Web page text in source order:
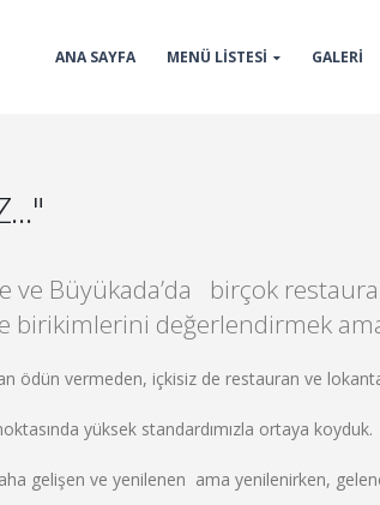
ANA SAYFA MENÜ LİSTESİ GALERİ
Büyükada’da birçok
değerlendirmek
vermeden, içkisiz de restauran ve
yüksek standardımızla ortaya koyduk.
gelişen ve yenilenen ama yenilenirken,